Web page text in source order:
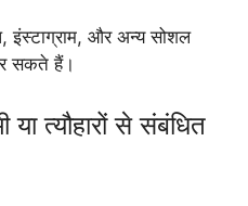
इंस्टाग्राम, और अन्य सोशल
सकते हैं।
त्यौहारों से संबंधित